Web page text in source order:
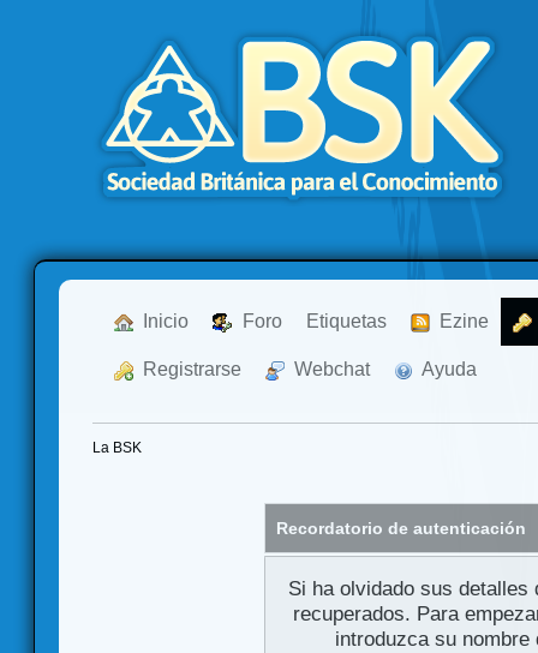
Inicio Foro Etiquetas Ezine
Registrarse Webchat Ayuda
La BSK
Recordatorio de autenticación
Si ha olvidado sus
recuperados. Para
introduzca su